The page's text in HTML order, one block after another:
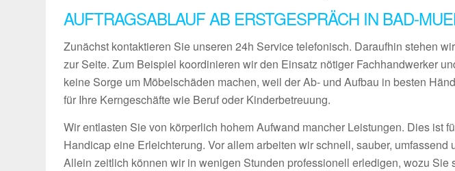
AUFTRAGSABLAUF AB ERSTGESPRÄCH IN BAD-
Zunächst kontaktieren Sie unseren 24h Service telefonisch. Daraufhin stehen
zur Seite. Zum Beispiel koordinieren wir den Einsatz nötiger Fachhandwerker
keine Sorge um Möbelschäden machen, weil der Ab- und Aufbau in besten
für Ihre Kerngeschäfte wie Beruf oder Kinderbetreuung.
Wir entlasten Sie von körperlich hohem Aufwand mancher Leistungen. Dies ist
Handicap eine Erleichterung. Vor allem arbeiten wir schnell, sauber, umfassend
Allein zeitlich können wir in wenigen Stunden professionell erledigen, wozu Sie